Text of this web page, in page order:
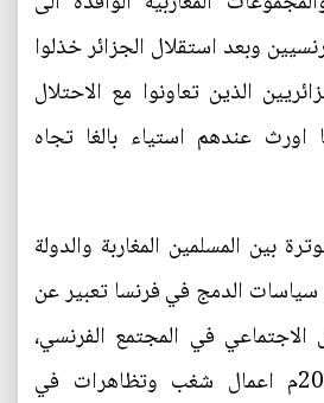
وبعد استقلال الجزائر خذلوا
الذين تعاونوا مع الاحتلال
اورث عندهم استياء بالغا تجاه
بين المسلمين المغاربة والدولة
سياسات الدمج في فرنسا تعبير عن
الاجتماعي في المجتمع الفرنسي،
وقد شهد العام 2005م اعمال شغب وتظاهرات في